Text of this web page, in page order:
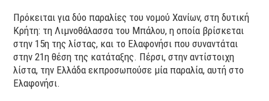
Πρόκειται για δύο παραλίες του νομού Χανίων, στη δυτική
Κρήτη: τη Λιμνοθάλασσα του Μπάλου, η οποία βρίσκεται
στην 15η της λίστας, και το Ελαφονήσι που συναντάται
στην 21η θέση της κατάταξης. Πέρσι, στην αντίστοιχη
λίστα, την Ελλάδα εκπροσωπούσε μία παραλία, αυτή στο
Ελαφονήσι.